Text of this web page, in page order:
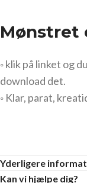
Mønstret
◦ klik på linket og
download det.
◦ Klar, parat,
Yderligere
Kan vi hjælpe dig?